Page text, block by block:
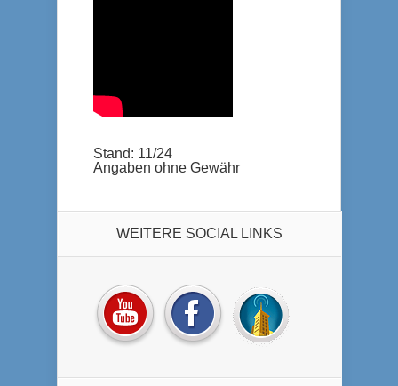
Stand: 11/24
Angaben ohne Gewähr
WEITERE SOCIAL LINKS